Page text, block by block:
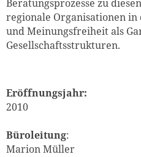
Beratungsprozesse zu
regionale Organisationen
und Meinungsfreiheit als
Gesellschaftsstrukturen.
Eröffnungsjahr:
2010
Büroleitung:
Marion Müller